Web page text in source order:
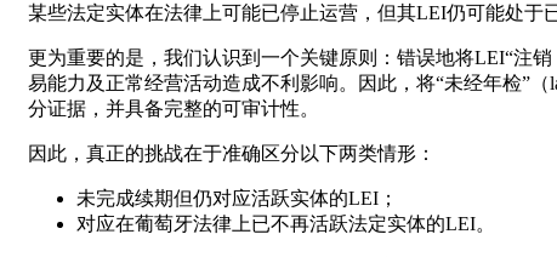
某些法定实体在法律上可能已停止运营，但其LEI仍可能处于
更为重要的是，我们认识到一个关键原则：错误地将LEI“注
易能力及正常经营活动造成不利影响。因此，将“未经年检”
分证据，并具备完整的可审计性。
因此，真正的挑战在于准确区分以下两类情形：
未完成续期但仍对应活跃实体的LEI；
对应在葡萄牙法律上已不再活跃法定实体的LEI。